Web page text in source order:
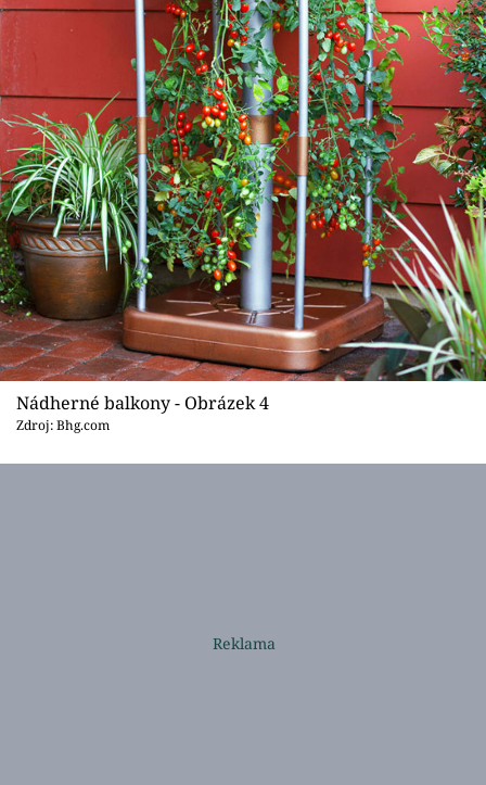
Nádherné balkony - Obrázek 4
Zdroj: Bhg.com